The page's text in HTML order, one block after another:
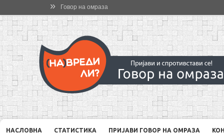
» Говор на омраза
НАСЛОВНА СТАТИСТИКА ПРИЈАВИ ГОВОР НА ОМРАЗА